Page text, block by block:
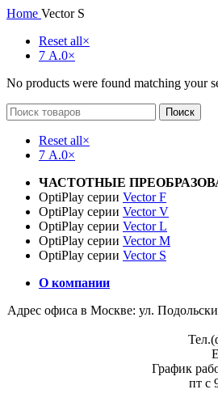
Home Vector S
Reset all×
7 А.0×
No products were found matching your
Поиск
Reset all×
7 А.0×
ЧАСТОТНЫЕ
OptiPlay серии Vector F
OptiPlay серии Vector V
OptiPlay серии Vector L
OptiPlay серии Vector M
OptiPlay серии Vector S
О компании
Адрес офиса в Москве: ул.
График
пт с